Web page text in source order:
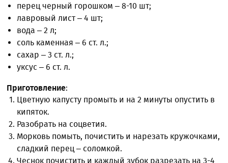
перец черный горошком – 8-10 шт;
лавровый лист – 4 шт;
вода – 2 л;
соль каменная – 6 ст. л.;
сахар – 3 ст. л.;
уксус – 6 ст. л.
Приготовление:
Цветную капусту промыть и на 2 минуты опустить в
кипяток.
Разобрать на соцветия.
Морковь помыть, почистить и нарезать кружочками,
сладкий перец – соломкой.
Чеснок почистить и каждый зубок разрезать на 3-4